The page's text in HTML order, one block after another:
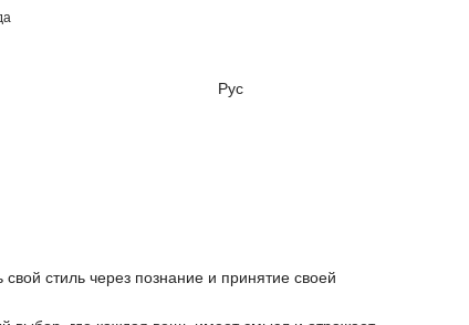
Рус
свой стиль через познание и принятие своей